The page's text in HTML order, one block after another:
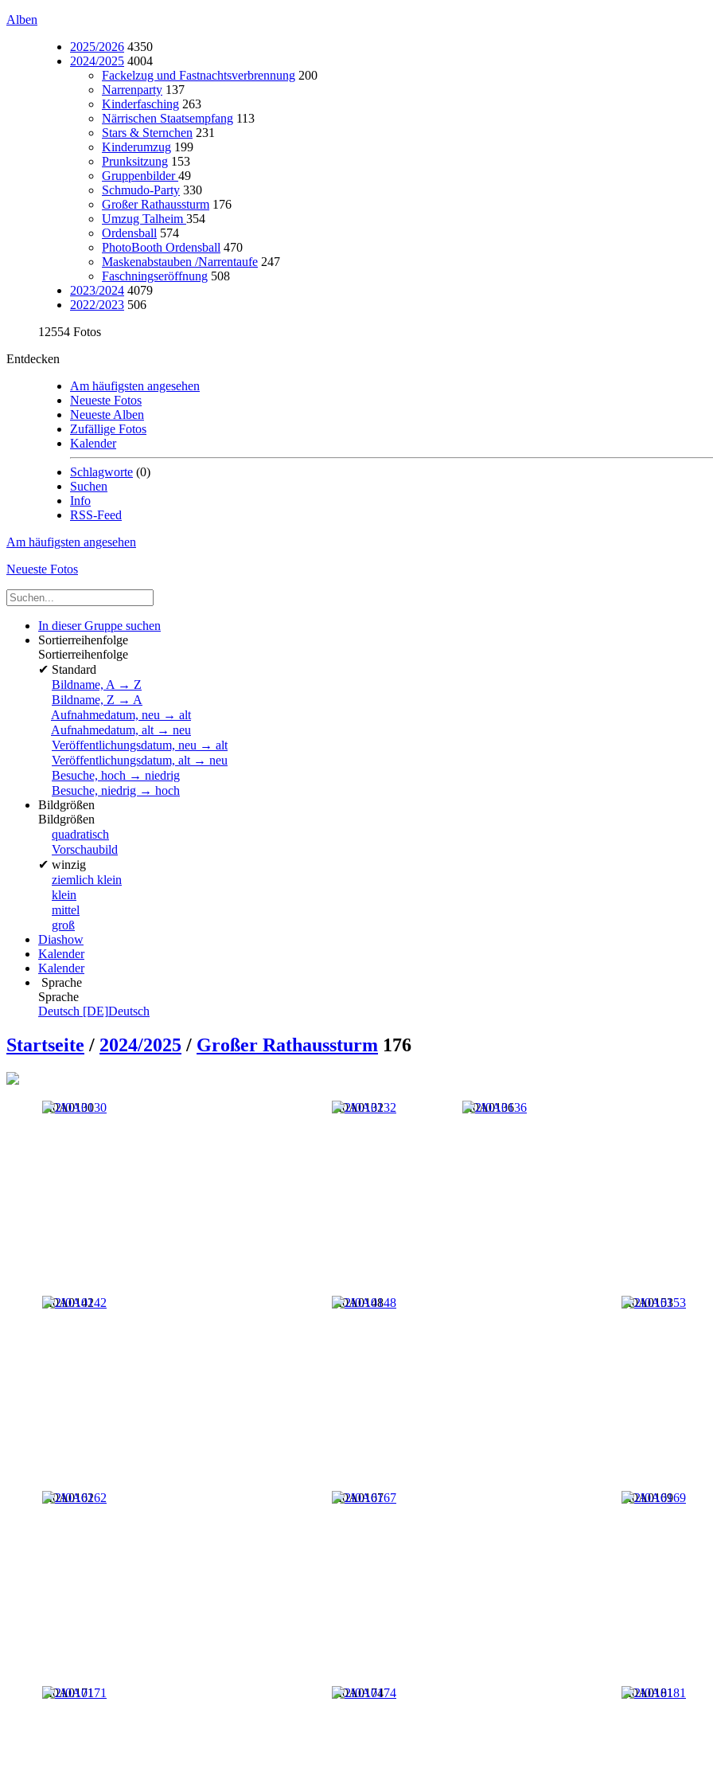
Alben
2025/2026 4350
2024/2025 4004
Fackelzug und Fastnachtsverbrennung 200
Narrenparty 137
Kinderfasching 263
Närrischen Staatsempfang 113
Stars & Sternchen 231
Kinderumzug 199
Prunksitzung 153
Gruppenbilder49
Schmudo-Party 330
Großer Rathaussturm 176
Umzug Talheim 354
Ordensball 574
PhotoBooth Ordensball 470
Maskenabstauben /Narrentaufe 247
Faschningseröffnung 508
2023/2024 4079
2022/2023 506
12554 Fotos
Entdecken
Am häufigsten angesehen
Neueste Fotos
Neueste Alben
Zufällige Fotos
Kalender
Schlagworte (0)
Suchen
Info
RSS-Feed
Am häufigsten angesehen
Neueste Fotos
In dieser Gruppe suchen
Sortierreihenfolge
Sortierreihenfolge
✔ Standard
Bildname, A → Z
Bildname, Z → A
Aufnahmedatum, neu → alt
Aufnahmedatum, alt → neu
Veröffentlichungsdatum, neu → alt
Veröffentlichungsdatum, alt → neu
Besuche, hoch → niedrig
Besuche, niedrig → hoch
Bildgrößen
Bildgrößen
quadratisch
Vorschaubild
✔ winzig
ziemlich klein
klein
mittel
groß
Diashow
Kalender
Kalender
Sprache
Sprache
Deutsch [DE]Deutsch
Startseite / 2024/2025 / Großer Rathaussturm 176
2I0A0130 2I0A0132 2I0A0136
2I0A0142 2I0A0148 2I0A0153
2I0A0162 2I0A0167 2I0A0169
2I0A0171 2I0A0174 2I0A0181